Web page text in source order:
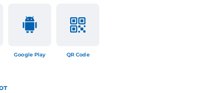
Google Play QR Code